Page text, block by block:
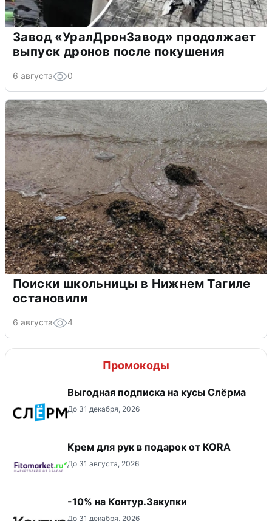
Завод «УралДронЗавод» продолжает
выпуск дронов после покушения
6 августа 0
Поиски школьницы в Нижнем Тагиле
остановили
6 августа 4
Промокоды
Выгодная подписка на кусы Слёрма
До 31 декабря, 2026
Крем для рук в подарок от KORA
До 31 августа, 2026
-10% на Контур.Закупки
До 31 декабря, 2026